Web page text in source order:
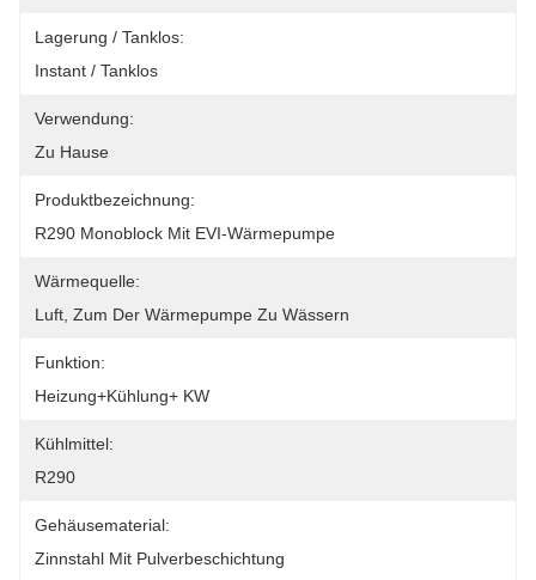
Lagerung / Tanklos:
Instant / Tanklos
Verwendung:
Zu Hause
Produktbezeichnung:
R290 Monoblock Mit EVI-Wärmepumpe
Wärmequelle:
Luft, Zum Der Wärmepumpe Zu Wässern
Funktion:
Heizung+Kühlung+ KW
Kühlmittel:
R290
Gehäusematerial:
Zinnstahl Mit Pulverbeschichtung